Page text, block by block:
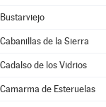
Bustarviejo
Cabanillas de la Sierra
Cadalso de los Vidrios
Camarma de Esteruelas